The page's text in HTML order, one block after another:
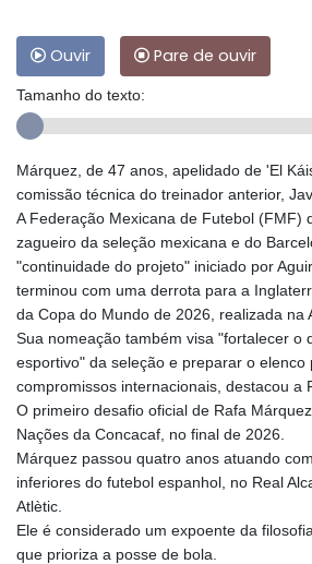
Ouvir Pare de ouvir
Tamanho do texto:
Márquez, de 47 anos, apelidado de 'El
comissão técnica do treinador anterior,
A Federação Mexicana de Futebol (FMF)
zagueiro da seleção mexicana e do
"continuidade do projeto" iniciado por
terminou com uma derrota para a
da Copa do Mundo de 2026, realizada na
Sua nomeação também visa "fortalecer o
esportivo" da seleção e preparar o elenco
compromissos internacionais, destacou a
O primeiro desafio oficial de Rafa
Nações da Concacaf, no final de 2026.
Márquez passou quatro anos atuando
inferiores do futebol espanhol, no Real
Atlètic.
Ele é considerado um expoente da
que prioriza a posse de bola.